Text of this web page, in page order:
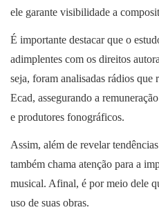
ele garante visibilidade a
É importante destacar que o
adimplentes com os direitos
seja, foram analisadas rádios
Ecad, assegurando a
e produtores fonográficos.
Assim, além de revelar
também chama atenção para a
musical. Afinal, é por meio dele
uso de suas obras.